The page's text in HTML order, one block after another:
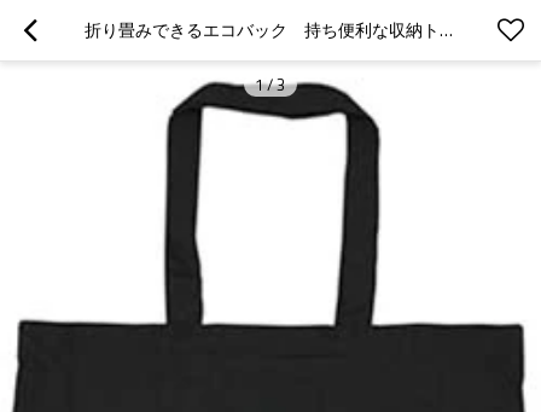
折り畳みできるエコバック　持ち便利な収納トートバック　撥水加工
1/3